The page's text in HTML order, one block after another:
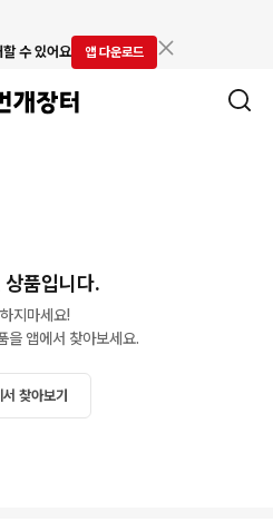
수 있어요 앱 다운로드
상품입니다.
지마세요!
을 앱에서 찾아보세요.
찾아보기